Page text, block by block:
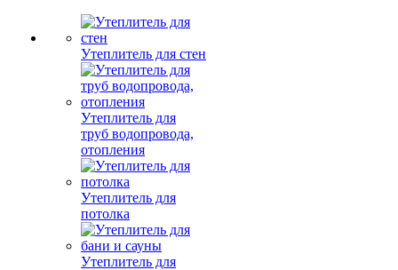
Утеплитель для стен
Утеплитель для
труб водопровода,
отопления
Утеплитель для
потолка
Утеплитель для